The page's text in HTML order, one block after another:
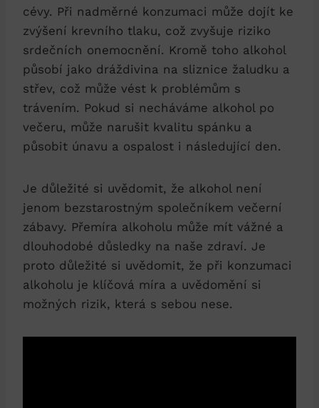
cévy. Při nadměrné konzumaci může dojít ke
zvýšení krevního tlaku, což zvyšuje riziko
srdečních onemocnění. Kromě toho alkohol
působí jako dráždivina na sliznice žaludku a
střev, což může vést k problémům s
trávením. Pokud si necháváme alkohol po
večeru, může narušit kvalitu spánku a
působit únavu a ospalost i následující den.
Je důležité si uvědomit, že alkohol není
jenom bezstarostným společníkem večerní
zábavy. Přemíra alkoholu může mít vážné a
dlouhodobé důsledky na naše zdraví. Je
proto důležité si uvědomit, že při konzumaci
alkoholu je klíčová míra a uvědomění si
možných rizik, která s sebou nese.